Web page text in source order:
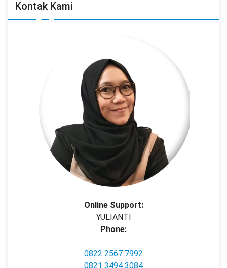
Kontak Kami
Online Support:
YULIANTI
Phone:
0822 2567 7992
0821 3494 3084